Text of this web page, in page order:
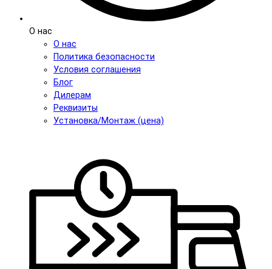
О нас
О нас
Политика безопасности
Условия соглашения
Блог
Дилерам
Реквизиты
Установка/Монтаж (цена)